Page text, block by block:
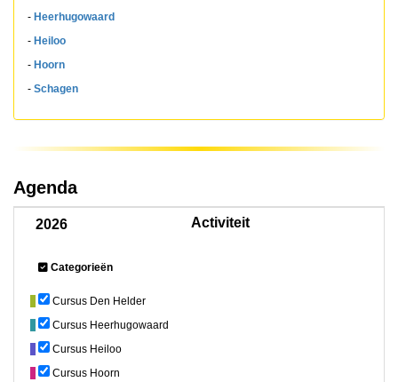
- Heerhugowaard
- Heiloo
- Hoorn
- Schagen
Agenda
2026 Activiteit
Categorieën
Cursus Den Helder
Cursus Heerhugowaard
Cursus Heiloo
Cursus Hoorn